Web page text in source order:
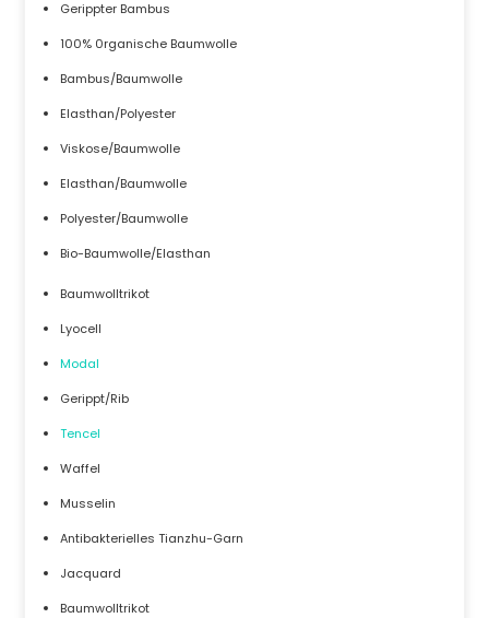
Gerippter Bambus
100% 0rganische Baumwolle
Bambus/Baumwolle
Elasthan/Polyester
Viskose/Baumwolle
Elasthan/Baumwolle
Polyester/Baumwolle
Bio-Baumwolle/Elasthan
Baumwolltrikot
Lyocell
Modal
Gerippt/Rib
Tencel
Waffel
Musselin
Antibakterielles Tianzhu-Garn
Jacquard
Baumwolltrikot